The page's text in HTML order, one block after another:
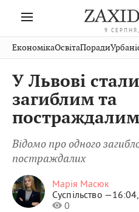
9
Івано-
Франківськ
Волинь
Закарпаття
Рівне
Шептицький
Стрий
ЕкономікаОсвітаПоради
У Львові
загиблим та
Відомо про одного
постраждалих
Марія Масюк
Суспільство —
0